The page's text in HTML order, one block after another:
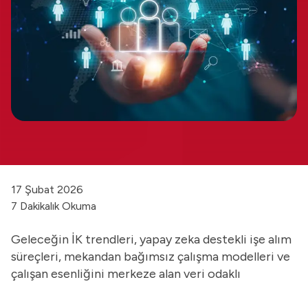
17 Şubat 2026
7 Dakikalık Okuma
Geleceğin İK trendleri, yapay zeka destekli işe alım
süreçleri, mekandan bağımsız çalışma modelleri ve
çalışan esenliğini merkeze alan veri odaklı